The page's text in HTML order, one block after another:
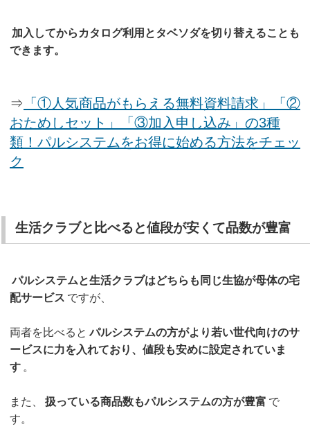
加入してからカタログ利用とタベソダを切り替えることも
できます。
⇒ 「①人気商品がもらえる無料資料請求」「②
おためしセット」「③加入申し込み」の3種
類！パルシステムをお得に始める方法をチェッ
ク
生活クラブと比べると値段が安くて品数が豊富
パルシステムと生活クラブはどちらも同じ生協が母体の宅
配サービス ですが、
両者を比べると パルシステムの方がより若い世代向けのサ
ービスに力を入れており、値段も安めに設定されていま
す 。
また、 扱っている商品数もパルシステムの方が豊富 で
す。